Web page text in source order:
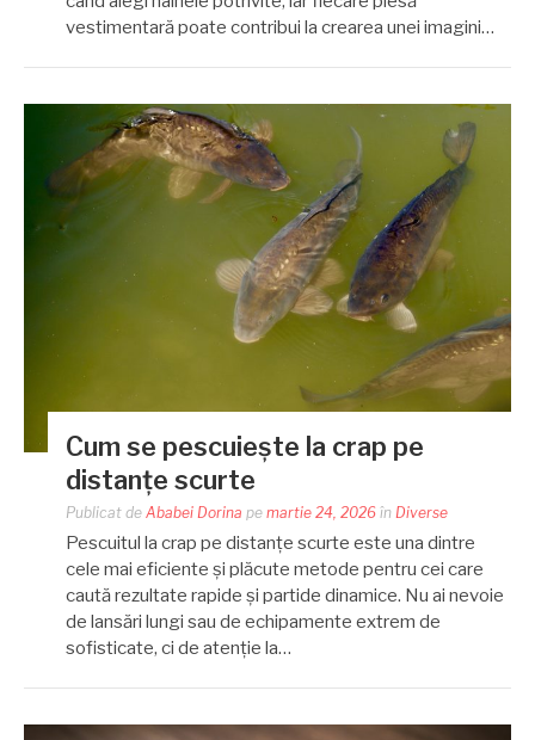
vestimentară poate contribui la crearea unei imagini…
Cum se pescuiește la crap pe
distanțe scurte
Publicat de Ababei Dorina pe martie 24, 2026 în Diverse
Pescuitul la crap pe distanțe scurte este una dintre
cele mai eficiente și plăcute metode pentru cei care
caută rezultate rapide și partide dinamice. Nu ai nevoie
de lansări lungi sau de echipamente extrem de
sofisticate, ci de atenție la…